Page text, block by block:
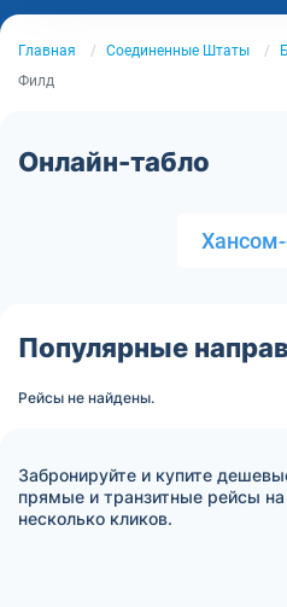
Главная Соединенные Штаты
Филд
Онлайн-табло
Популярные
Рейсы не найдены.
Забронируйте и купите
прямые и транзитные рейсы на
несколько кликов.